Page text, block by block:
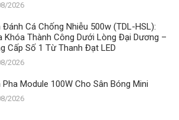
2026
Cá Chống Nhiễu 500w (TDL-HSL):
Khóa Thành Công Dưới Lòng Đại Dương –
Cấp Số 1 Từ Thanh Đạt LED
2026
Module 100W Cho Sân Bóng Mini
2026